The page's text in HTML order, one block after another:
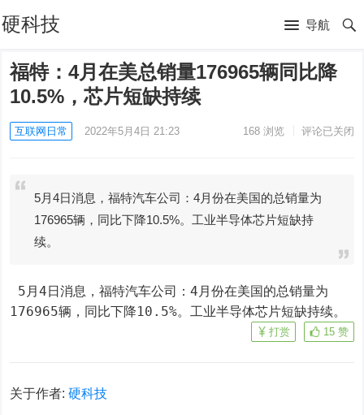
硬科技 导航
福特：4月在美总销量176965辆同比降
10.5%，芯片短缺持续
互联网日常 2022年5月4日 21:23 168浏览 评论已关闭
5月4日消息，福特汽车公司：4月份在美国的总销量为
176965辆，同比下降10.5%。工业半导体芯片短缺持
续。
176965辆，同比下降10.5%。工业半导体芯片短缺持续。
15 赞
打赏
关于作者:硬科技